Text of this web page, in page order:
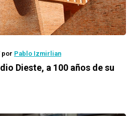
por Pablo Izmirlian
Dieste, a 100 años de su